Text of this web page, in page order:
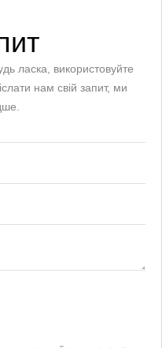
ласка, використовуйте
нам свій запит, ми